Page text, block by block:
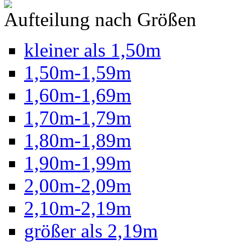
Aufteilung nach Größen
kleiner als 1,50m
1,50m-1,59m
1,60m-1,69m
1,70m-1,79m
1,80m-1,89m
1,90m-1,99m
2,00m-2,09m
2,10m-2,19m
größer als 2,19m